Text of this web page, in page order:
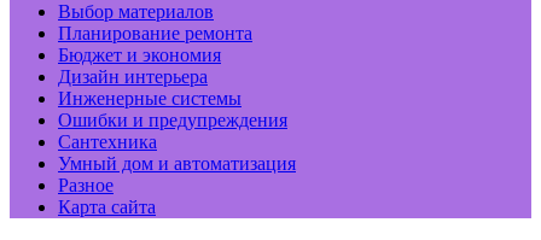
Выбор материалов
Планирование ремонта
Бюджет и экономия
Дизайн интерьера
Инженерные системы
Ошибки и предупреждения
Сантехника
Умный дом и автоматизация
Разное
Карта сайта